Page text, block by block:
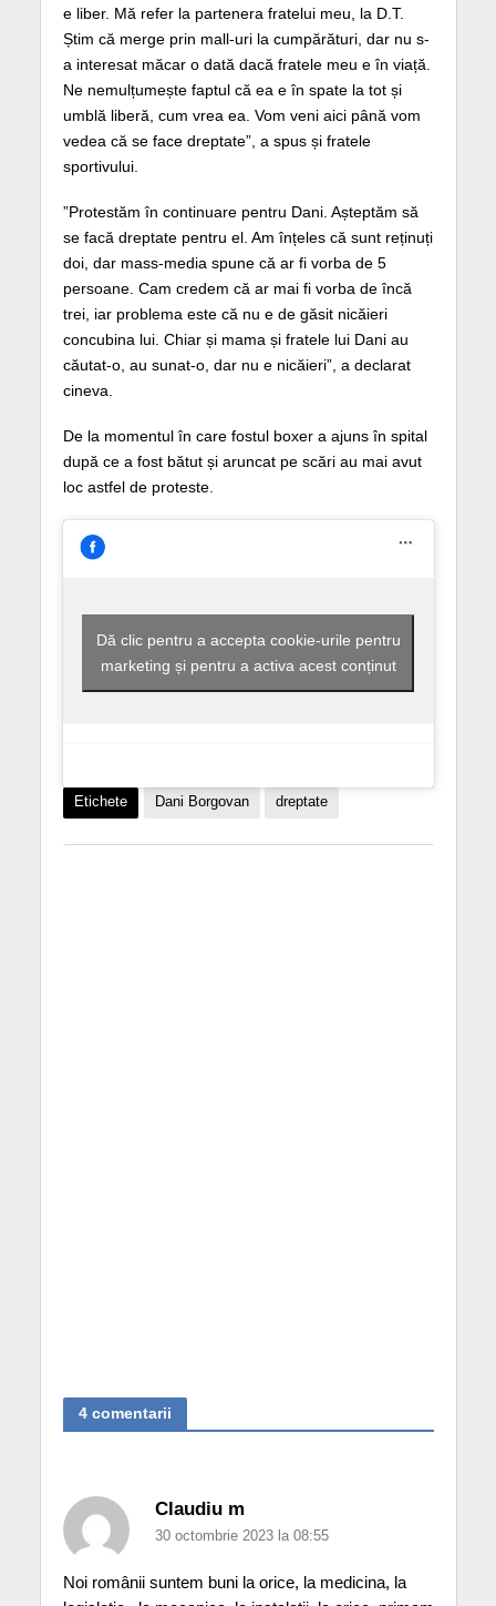
e liber. Mă refer la partenera fratelui meu, la D.T.
Știm că merge prin mall-uri la cumpărături, dar nu s-
a interesat măcar o dată dacă fratele meu e în viață.
Ne nemulțumește faptul că ea e în spate la tot și
umblă liberă, cum vrea ea. Vom veni aici până vom
vedea că se face dreptate”, a spus și fratele
sportivului.
”Protestăm în continuare pentru Dani. Așteptăm să
se facă dreptate pentru el. Am înțeles că sunt reținuți
doi, dar mass-media spune că ar fi vorba de 5
persoane. Cam credem că ar mai fi vorba de încă
trei, iar problema este că nu e de găsit nicăieri
concubina lui. Chiar și mama și fratele lui Dani au
căutat-o, au sunat-o, dar nu e nicăieri”, a declarat
cineva.
De la momentul în care fostul boxer a ajuns în spital
după ce a fost bătut și aruncat pe scări au mai avut
loc astfel de proteste.
Dă clic pentru a accepta cookie-urile pentru
marketing și pentru a activa acest conținut
Etichete Dani Borgovan dreptate
4 comentarii
Claudiu m
30 octombrie 2023 la 08:55
Noi românii suntem buni la orice, la medicina, la